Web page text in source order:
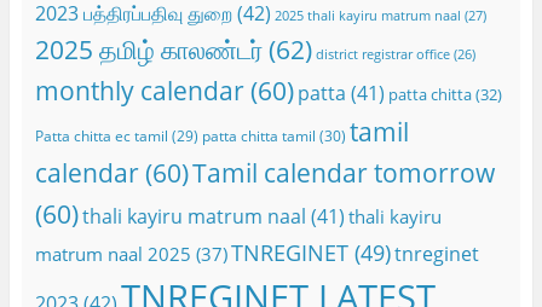
2023 பத்திரப்பதிவு துறை(42) 2025 thali kayiru matrum naal (27)
2025 தமிழ் காலண்டர்(62) district registrar office(26)
monthly calendar(60) patta (41) patta chitta(32)
Patta chitta ec tamil (29) patta chitta tamil (30) tamil
calendar(60)Tamil calendar tomorrow
(60)thali kayiru matrum naal (41) thali kayiru
matrum naal 2025 (37)TNREGINET(49)tnreginet